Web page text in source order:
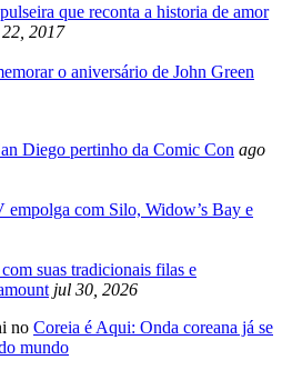
que reconta a historia de amor
2017
o aniversário de John Green
Diego pertinho da Comic Con ago
com Silo, Widow’s Bay e
suas tradicionais filas e
jul 30, 2026
no Coreia é Aqui: Onda coreana já se
mundo